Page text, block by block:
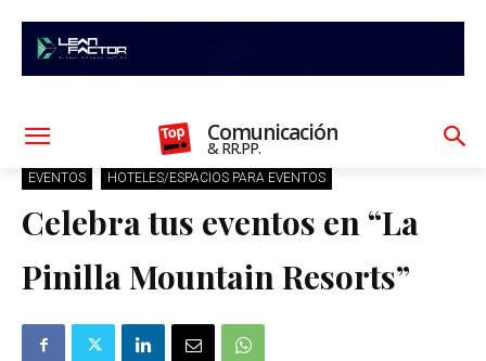
Comunicación
& RR.PP.
EVENTOS HOTELES/ESPACIOS PARA EVENTOS
Celebra tus eventos en “La
Pinilla Mountain Resorts”